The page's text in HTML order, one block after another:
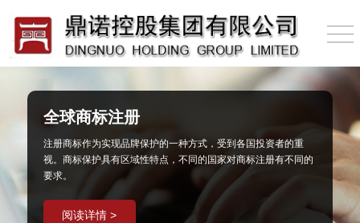
全球商标注册
注册商标作为实现品牌保护的一种方式，受到各国投资者的重
视。商标保护具有区域性特点，不同的国家对商标注册有不同的
要求。
阅读详情 >